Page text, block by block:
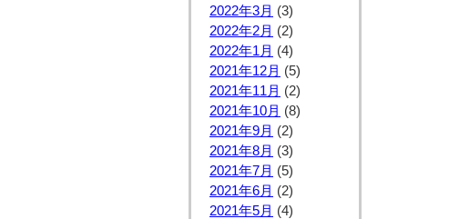
2022年3月 (3)
2022年2月 (2)
2022年1月 (4)
2021年12月 (5)
2021年11月 (2)
2021年10月 (8)
2021年9月 (2)
2021年8月 (3)
2021年7月 (5)
2021年6月 (2)
2021年5月 (4)